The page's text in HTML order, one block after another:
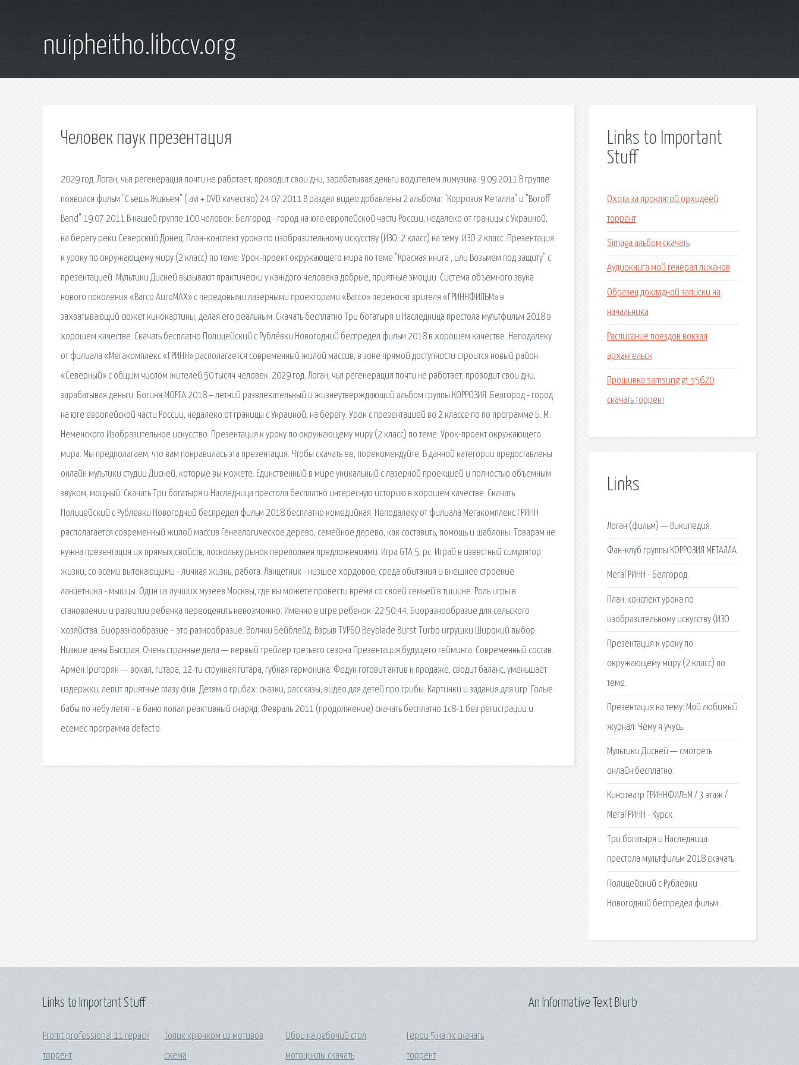
nuipheitho.libccv.org
Человек паук презентация
2029 год. Логан, чья регенерация почти не работает, проводит свои дни, зарабатывая деньги водителем лимузина. 9.09.2011 В группе
появился фильм "Съешь Живьем" (.avi + DVD качество) 24.07.2011 В раздел видео добавлены 2 альбома: "Коррозия Металла" и "Boroff
Band" 19.07.2011 В нашей группе 100 человек. Белгород - город на юге европейской части России, недалеко от границы с Украиной,
на берегу реки Северский Донец. План-конспект урока по изобразительному искусству (ИЗО, 2 класс) на тему: ИЗО 2 класс. Презентация
к уроку по окружающему миру (2 класс) по теме: Урок-проект окружающего мира по теме "Красная книга , или Возьмем под защиту" с
презентацией. Мультики Дисней вызывают практически у каждого человека добрые, приятные эмоции. Система объемного звука
нового поколения «Barco AuroMAX» с передовыми лазерными проекторами «Barco» переносят зрителя «ГРИННФИЛЬМ» в
захватывающий сюжет кинокартины, делая его реальным. Скачать бесплатно Три богатыря и Наследница престола мультфильм 2018 в
хорошем качестве. Скачать бесплатно Полицейский с Рублёвки Новогодний беспредел фильм 2018 в хорошем качестве. Неподалеку
от филиала «Мегакомплекс «ГРИНН» располагается современный жилой массив, в зоне прямой доступности строится новый район
«Северный» с общим числом жителей 50 тысяч человек. 2029 год. Логан, чья регенерация почти не работает, проводит свои дни,
зарабатывая деньги. Богиня МОРГА 2018 – летний развлекательный и жизнеутверждающий альбом группы КОРРОЗИЯ. Белгород - город
на юге европейской части России, недалеко от границы с Украиной, на берегу. Урок с презентацией во 2 классе по по программе Б. М.
Неменского Изобразительное искусство. Презентация к уроку по окружающему миру (2 класс) по теме: Урок-проект окружающего
мира. Мы предполагаем, что вам понравилась эта презентация. Чтобы скачать ее, порекомендуйте. В данной категории предоставлены
онлайн мультики студии Дисней, которые вы можете. Единственный в мире уникальный с лазерной проекцией и полностью объемным
звуком, мощный. Скачать Три богатыря и Наследница престола бесплатно интересную историю в хорошем качестве. Скачать
Полицейский с Рублёвки Новогодний беспредел фильм 2018 бесплатно комедийная. Неподалеку от филиала Мегакомплекс ГРИНН
располагается современный жилой массив Генеалогическое дерево, семейное дерево, как составить, помощь и шаблоны. Товарам не
нужна презентация их прямых свойств, поскольку рынок переполнен предложениями. Игра GTA 5, pc. Играй в известный симулятор
жизни, со всеми вытекающими - личная жизнь, работа. Ланцетник - низшее хордовое, среда обитания и внешнее строение
ланцетника - мышцы. Один из лучших музеев Москвы, где вы можете провести время со своей семьей в тишине. Роль игры в
становлении и развитии ребенка переоценить невозможно. Именно в игре ребенок. 22:50:44. Биоразнообразие для сельского
хозяйства. Биоразнообразие – это разнообразие. Волчки Бейблейд: Взрыв ТУРБО Beyblade Burst Turbo игрушки Широкий выбор
Низкие цены Быстрая. Очень странные дела — первый трейлер третьего сезона Презентация будущего гейминга. Современный состав.
Армен Григорян — вокал, гитара, 12-ти струнная гитара, губная гармоника. Федун готовит актив к продаже, сводит баланс, уменьшает
издержки, лепит приятные глазу фин. Детям о грибах: сказки, рассказы, видео для детей про грибы. Картинки и задания для игр. Голые
бабы по небу летят - в баню попал реактивный снаряд. Февраль 2011 (продолжение) скачать бесплатно 1с8-1 без регистрации и
есемес программа defacto.
Links to Important
Stuff
Охота за проклятой орхидеей
торрент
Simaga альбом скачать
Аудиокнига мой генерал лиханов
Образец докладной записки на
начальника
Расписание поездов вокзал
архангельск
Прошивка samsung gt s5620
скачать торрент
Links
Логан (фильм) — Википедия.
Фан-клуб группы КОРРОЗИЯ МЕТАЛЛА.
МегаГРИНН - Белгород.
План-конспект урока по
изобразительному искусству (ИЗО
Презентация к уроку по
окружающему миру (2 класс) по
теме.
Презентация на тему: Мой любимый
журнал: Чему я учусь.
Мультики Дисней — смотреть
онлайн бесплатно.
Кинотеатр ГРИННФИЛЬМ / 3 этаж /
МегаГРИНН - Курск.
Три богатыря и Наследница
престола мультфильм 2018 скачать.
Полицейский с Рублёвки
Новогодний беспредел фильм.
Links to Important Stuff
Promt professional 11 repack
торрент
Топик крючком из мотивов
схема
Обои на рабочий стол
мотоциклы скачать
Герои 5 на пк скачать
торрент
An Informative Text Blurb